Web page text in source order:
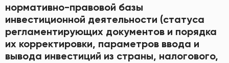
нормативно-правовой базы
инвестиционной деятельности (статуса
регламентирующих документов и порядка
их корректировки, параметров ввода и
вывода инвестиций из страны, налогового,